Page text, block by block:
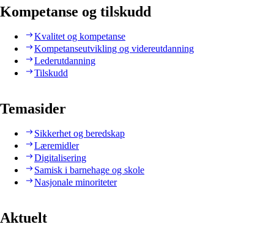
Kompetanse og tilskudd
Kvalitet og kompetanse
Kompetanseutvikling og videreutdanning
Lederutdanning
Tilskudd
Temasider
Sikkerhet og beredskap
Læremidler
Digitalisering
Samisk i barnehage og skole
Nasjonale minoriteter
Aktuelt